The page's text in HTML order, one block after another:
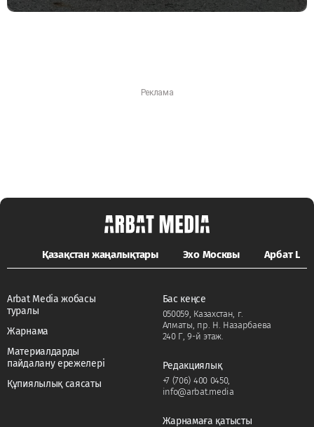
Қазақстан жаңалықтары Эхо Москвы Арбат LIFE
Arbat Media жобасы
туралы
Жарнама
Материалдарды
пайдалану ережелері
Құпиялылық саясаты
Бас кеңсе
050059, Казахстан, г.
Алматы, пр. Н. Назарбаева
240 Г, 9-й этаж.
Редакциялық
+7 (706) 400 0450,
info@arbat.media
Жарнамаға қатысты